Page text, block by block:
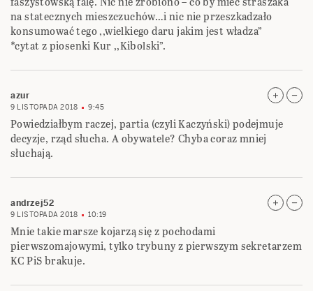
na statecznych mieszczuchów…i nic nie przeszkadzało
konsumować tego ,,wielkiego daru jakim jest władza”
*cytat z piosenki Kur ,,Kibolski”.
azur
9 LISTOPADA 2018 9:45
Powiedziałbym raczej, partia (czyli Kaczyński) podejmuje
decyzje, rząd słucha. A obywatele? Chyba coraz mniej
słuchają.
andrzej52
9 LISTOPADA 2018 10:19
Mnie takie marsze kojarzą się z pochodami
pierwszomajowymi, tylko trybuny z pierwszym sekretarzem
KC PiS brakuje.